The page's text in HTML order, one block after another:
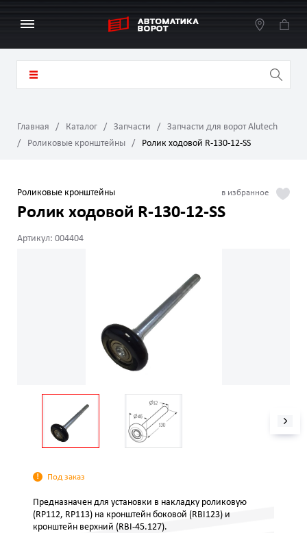
Главная Каталог Запчасти
Запчасти для ворот Alutech
Роликовые кронштейны
Ролик ходовой R-130-12-SS
Роликовые кронштейны
Ролик ходовой R-130-12-SS
Артикул: 004404
Под заказ
Предназначен для установки в накладку роликовую
(RP112, RP113) на кронштейн боковой (RBI123) и
кронштейн верхний (RBI-45.127).